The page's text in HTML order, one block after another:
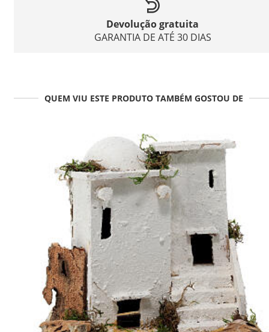
Devolução gratuita
GARANTIA DE ATÉ 30 DIAS
QUEM VIU ESTE PRODUTO TAMBÉM GOSTOU DE